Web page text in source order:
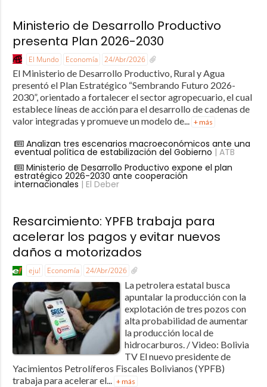
Ministerio de Desarrollo Productivo
presenta Plan 2026-2030
El Mundo Economía 24/Abr/2026
El Ministerio de Desarrollo Productivo, Rural y Agua
presentó el Plan Estratégico “Sembrando Futuro 2026-
2030”, orientado a fortalecer el sector agropecuario, el cual
establece líneas de acción para el desarrollo de cadenas de
valor integradas y promueve un modelo de... + más
Analizan tres escenarios macroeconómicos ante una
eventual política de estabilización del Gobierno | ATB
Ministerio de Desarrollo Productivo expone el plan
estratégico 2026-2030 ante cooperación
internacionales | El Deber
Resarcimiento: YPFB trabaja para
acelerar los pagos y evitar nuevos
daños a motorizados
eju! Economía 24/Abr/2026
La petrolera estatal busca
apuntalar la producción con la
explotación de tres pozos con
alta probabilidad de aumentar
la producción local de
hidrocarburos. / Video: Bolivia
TV El nuevo presidente de
Yacimientos Petrolíferos Fiscales Bolivianos (YPFB)
trabaja para acelerar el... + más